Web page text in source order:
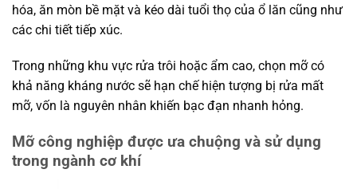
hóa, ăn mòn bề mặt và kéo dài tuổi thọ của ổ lăn cũng như
các chi tiết tiếp xúc.
Trong những khu vực rửa trôi hoặc ẩm cao, chọn mỡ có
khả năng kháng nước sẽ hạn chế hiện tượng bị rửa mất
mỡ, vốn là nguyên nhân khiến bạc đạn nhanh hỏng.
Mỡ công nghiệp được ưa chuộng và sử dụng
trong ngành cơ khí